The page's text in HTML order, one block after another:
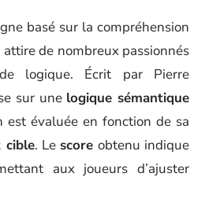
basé sur la compréhension
de nombreux passionnés
logique. Écrit par Pierre
sur une logique sémantique
est évaluée en fonction de sa
cible. Le score obtenu indique
aux joueurs d’ajuster